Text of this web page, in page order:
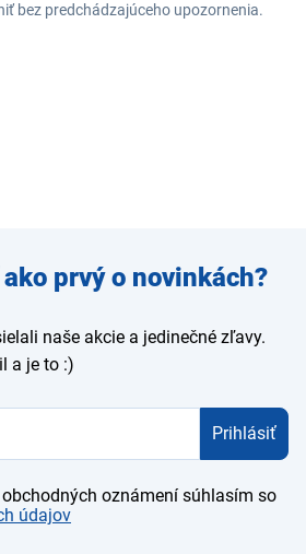
bez predchádzajúceho upozornenia.
prvý o novinkách?
naše akcie a jedinečné zľavy.
a je to :)
Prihlásiť
oznámení súhlasím so
údajov